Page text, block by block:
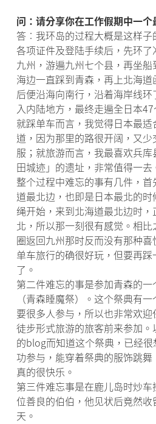
问：请分享你在工作假期中一个
答︰我环岛的过程大概是这样
各项证件及登陆手续后，先环
九州，游遍九州七个县，再坐
海边一直踩到青森，再上北海
后便沿海向南行，沿着海岸线
入内陆地方，最终走遍全日本47
就踩单车而言，我觉得日本最
道，因为那里的路很开阔，又
服；就旅游而言，我最喜欢兵
田城迹」的遗址，非常值得一去
整个过程中难忘的事有几件，
道最北边，也即是日本最北的
绳开始，来到北海道最北边时
北，所以那一刻很有感觉。相
圈返回九州那时反而没有那种喜
单车旅行的确很好玩，但要再
了。
第二件难忘的事是参加青森的
（青森睡魔祭）。这个祭典有
要很多人参与，所以也非常欢
徒步形式旅游的旅客前来参加
的blog而知道这个祭典，已经
功参与，能穿着祭典的服饰跳舞
真的很快乐。
第三件难忘事是在鹿儿岛时炒
位善良的伯伯，他见状后竟然
天。